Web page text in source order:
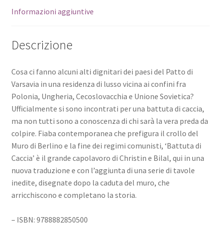
Informazioni aggiuntive
Descrizione
Cosa ci fanno alcuni alti dignitari dei paesi del Patto di
Varsavia in una residenza di lusso vicina ai confini fra
Polonia, Ungheria, Cecoslovacchia e Unione Sovietica?
Ufficialmente si sono incontrati per una battuta di caccia,
ma non tutti sono a conoscenza di chi sarà la vera preda da
colpire. Fiaba contemporanea che prefigura il crollo del
Muro di Berlino e la fine dei regimi comunisti, ‘Battuta di
Caccia’ è il grande capolavoro di Christin e Bilal, qui in una
nuova traduzione e con l’aggiunta di una serie di tavole
inedite, disegnate dopo la caduta del muro, che
arricchiscono e completano la storia.
– ISBN: 9788882850500